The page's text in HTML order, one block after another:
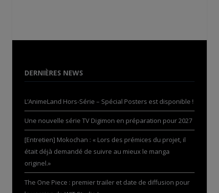
DERNIÈRES NEWS
L’AnimeLand Hors-Série – Spécial Posters est disponible !
Une nouvelle série TV Digimon en préparation pour 2027
[Entretien] Mokochan : « Lors des prémices du projet, il
était déjà demandé de suivre au mieux le manga
originel.»
The One Piece : premier trailer et date de diffusion pour